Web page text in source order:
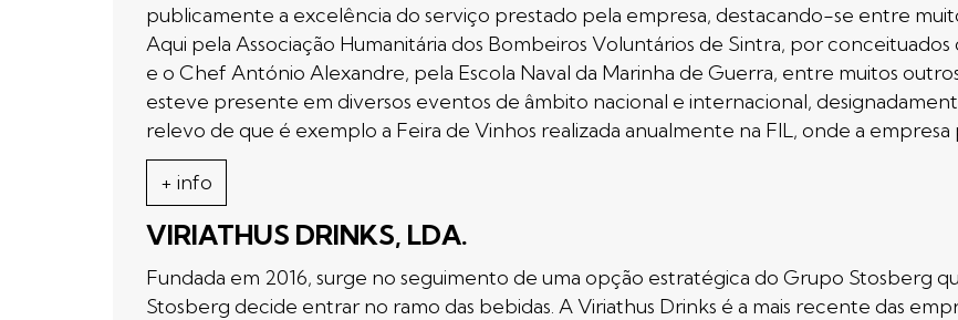
publicamente a excelência do serviço prestado pela empresa, destacando-se entre
Aqui pela Associação Humanitária dos Bombeiros Voluntários de Sintra, por
e o Chef António Alexandre, pela Escola Naval da Marinha de Guerra, entre muitos
esteve presente em diversos eventos de âmbito nacional e internacional,
relevo de que é exemplo a Feira de Vinhos realizada anualmente na FIL, onde a
+ info
VIRIATHUS DRINKS, LDA.
Fundada em 2016, surge no seguimento de uma opção estratégica do Grupo Stosberg
Stosberg decide entrar no ramo das bebidas. A Viriathus Drinks é a mais recente das